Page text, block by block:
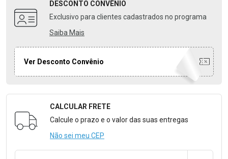
DESCONTO CONVÊNIO
Exclusivo para clientes cadastrados no programa
Saiba Mais
Ver Desconto Convênio
Formulário para Calcular o Frete
CALCULAR FRETE
Calcule o prazo e o valor das suas entregas
Não sei meu CEP